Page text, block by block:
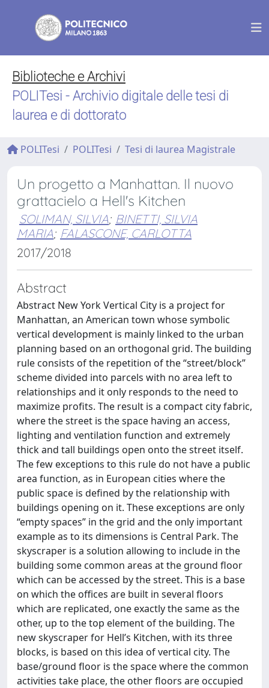
Biblioteche e Archivi
POLITesi - Archivio digitale delle tesi di
laurea e di dottorato
POLITesi POLITesi Tesi di laurea Magistrale
Un progetto a Manhattan. Il nuovo
grattacielo a Hell's Kitchen
SOLIMAN, SILVIA; BINETTI, SILVIA
MARIA; FALASCONE, CARLOTTA
2017/2018
Abstract
Abstract New York Vertical City is a project for
Manhattan, an American town whose symbolic
vertical development is mainly linked to the urban
planning based on an orthogonal grid. The building
rule consists of the repetition of the “street/block”
scheme divided into parcels with no area left to
relationships and it only responds to the need to
maximize profits. The result is a compact city fabric,
where the street is the space having an access,
lighting and ventilation function and extremely
thick and tall buildings open onto the street itself.
The few exceptions to this rule do not have a public
area function, as in European cities where the
public space is defined by the relationship with
buildings opening on it. These exceptions are only
“empty spaces” in the grid and the only important
example as to its dimensions is Central Park. The
skyscraper is a solution allowing to include in the
building some common areas at the ground floor
which can be accessed by the street. This is a base
on which the offices are built in several floors
which are replicated, one exactly the same as the
other, up to the top element of the building. The
new skyscraper for Hell’s Kitchen, with its three
blocks, is based on this idea of vertical city. The
base/ground floor is the space where the common
activities take place, the other floors are occupied